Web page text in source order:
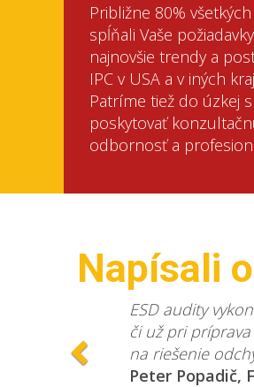
Približne 80%
spĺňali Vaše
najnovšie trendy a
IPC v USA a v iných
Patríme tiež do úzkej
poskytovať
odbornosť a
Napísali
ESD audity
či už pri
na riešenie
Peter Popadič,
Predchádzajúca